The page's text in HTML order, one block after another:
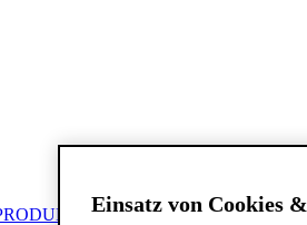
ANZEIGEN
Einsatz von Cookies